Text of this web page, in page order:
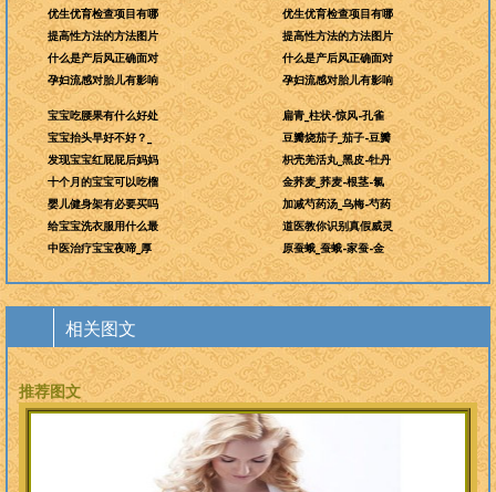
优生优育检查项目有哪
提高性方法的方法图片
什么是产后风正确面对
孕妇流感对胎儿有影响
优生优育检查项目有哪
提高性方法的方法图片
什么是产后风正确面对
孕妇流感对胎儿有影响
宝宝吃腰果有什么好处
宝宝抬头早好不好？_
发现宝宝红屁屁后妈妈
十个月的宝宝可以吃榴
婴儿健身架有必要买吗
给宝宝洗衣服用什么最
中医治疗宝宝夜啼_厚
扁青_柱状-惊风-孔雀
豆瓣烧茄子_茄子-豆瓣
枳壳羌活丸_黑皮-牡丹
金荞麦_荞麦-根茎-氯
加减芍药汤_乌梅-芍药
道医教你识别真假威灵
原蚕蛾_蚕蛾-家蚕-金
相关图文
推荐图文